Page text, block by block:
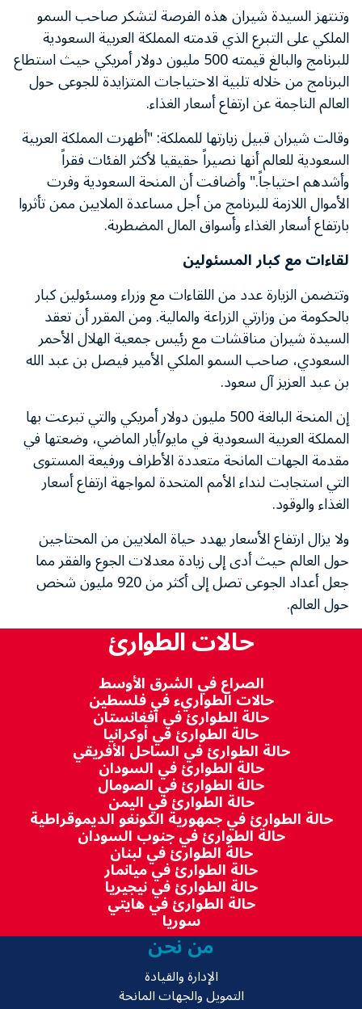
وتنتهز السيدة شيران هذه الفرصة لتشكر صاحب السمو
الملكي على التبرع الذي قدمته المملكة العربية السعودية
للبرنامج والبالغ قيمته 500 مليون دولار أمريكي حيث استطاع
البرنامج من خلاله تلبية الاحتياجات المتزايدة للجوعى حول
العالم الناجمة عن ارتفاع أسعار الغذاء.
وقالت شيران قبيل زيارتها للمملكة: "أظهرت المملكة العربية
السعودية للعالم أنها نصيراً حقيقيا لأكثر الفئات فقراً
وأشدهم احتياجاً." وأضافت أن المنحة السعودية وفرت
الأموال اللازمة للبرنامج من أجل مساعدة الملايين ممن تأثروا
بارتفاع أسعار الغذاء وأسواق المال المضطربة.
لقاءات مع كبار المسئولين
وتتضمن الزيارة عدد من اللقاءات مع وزراء ومسئولين كبار
بالحكومة من وزارتي الزراعة والمالية. ومن المقرر أن تعقد
السيدة شيران مناقشات مع رئيس جمعية الهلال الأحمر
السعودي، صاحب السمو الملكي الأمير فيصل بن عبد الله
بن عبد العزيز آل سعود.
إن المنحة البالغة 500 مليون دولار أمريكي والتي تبرعت بها
المملكة العربية السعودية في مايو/أيار الماضي، وضعتها في
مقدمة الجهات المانحة متعددة الأطراف ورفيعة المستوى
التي استجابت لنداء الأمم المتحدة لمواجهة ارتفاع أسعار
الغذاء والوقود.
ولا يزال ارتفاع الأسعار يهدد حياة الملايين من المحتاجين
حول العالم حيث أدى إلى زيادة معدلات الجوع والفقر مما
جعل أعداد الجوعى تصل إلى أكثر من 920 مليون شخص
حول العالم.
حالات الطوارئ
الصراع في الشرق الأوسط
حالات الطواريء في فلسطين
حالة الطوارئ في أفغانستان
حالة الطوارئ في أوكرانيا
حالة الطوارئ في الساحل الأفريقي
حالة الطوارئ في السودان
حالة الطوارئ في الصومال
حالة الطوارئ في اليمن
حالة الطوارئ في جمهورية الكونغو الديموقراطية
حالة الطوارئ في جنوب السودان
حالة الطوارئ في لبنان
حالة الطوارئ في ميانمار
حالة الطوارئ في نيجيريا
حالة الطوارئ في هايتي
سوريا
من نحن
الإدارة والقيادة
التمويل والجهات المانحة